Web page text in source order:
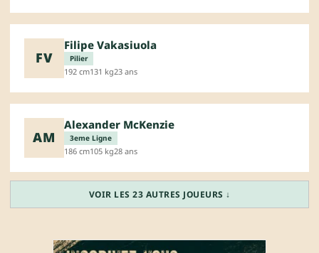
FV
Filipe Vakasiuola
Pilier
192 cm131 kg23 ans
AM
Alexander McKenzie
3eme Ligne
186 cm105 kg28 ans
VOIR LES 23 AUTRES JOUEURS ↓